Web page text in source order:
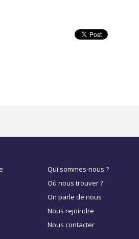
Qui sommes-nous ?
Où nous trouver ?
On parle de nous
Nous rejoindre
Nous contacter